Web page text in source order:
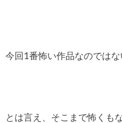
今回1番怖い作品なのではな
とは言え、そこまで怖くも